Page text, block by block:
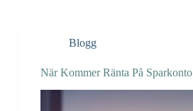
Blogg
När Kommer Ränta På Sparkonto